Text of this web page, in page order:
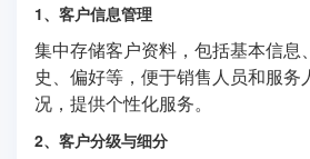
1、客户信息管理
集中存储客户资料，包括基本信息
史、偏好等，便于销售人员和服务
况，提供个性化服务。
2、客户分级与细分